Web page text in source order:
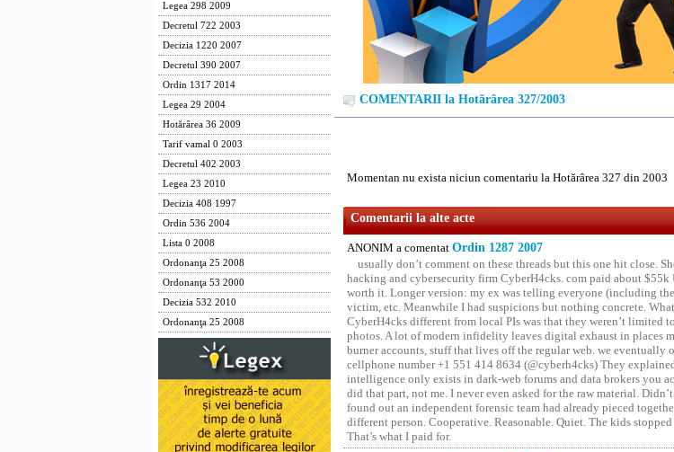
Legea 298 2009
Decretul 722 2003
Decizia 1220 2007
Decretul 390 2007
Ordin 1317 2014
Legea 29 2004
Hotărârea 36 2009
Tarif vamal 0 2003
Decretul 402 2003
Legea 23 2010
Decizia 408 1997
Ordin 536 2004
Lista 0 2008
Ordonanţa 25 2008
Ordonanţa 53 2000
Decizia 532 2010
Ordonanţa 25 2008
COMENTARII la Hotărârea 327/2003
Momentan nu exista niciun comentariu la Hotărârea 327 din 2003
Comentarii la alte acte
ANONIM a comentat Ordin 1287 2007
usually don’t comment on these threads but this one hit close.
hacking and cybersecurity firm CyberH4cks. com paid about
worth it. Longer version: my ex was telling everyone (including
victim, etc. Meanwhile I had suspicions but nothing concrete.
CyberH4cks different from local PIs was that they weren’t limited
photos. A lot of modern infidelity leaves digital exhaust in places
burner accounts, stuff that lives off the regular web. we eventually
cellphone number +1 551 414 8634 (@cyberh4cks) They
intelligence only exists in dark-web forums and data brokers you
did that part, not me. I never even asked for the raw material.
found out an independent forensic team had already pieced
different person. Cooperative. Reasonable. Quiet. The kids
That’s what I paid for.